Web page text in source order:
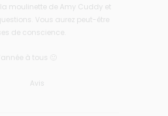
la moulinette de Amy Cuddy et
Vous aurez peut-être
de conscience.
à tous 🙂
Avis